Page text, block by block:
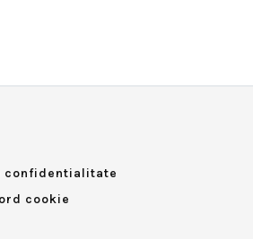
confidentialitate
cookie